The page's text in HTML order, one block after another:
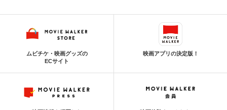
ムビチケ・映画グッズの
ECサイト
映画アプリの決定版！